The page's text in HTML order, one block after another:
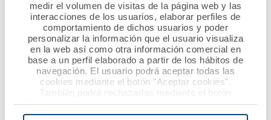
medir el volumen de visitas de la página web y las
interacciones de los usuarios, elaborar perfiles de
comportamiento de dichos usuarios y poder
personalizar la información que el usuario visualiza
en la web así como otra información comercial en
base a un perfil elaborado a partir de los hábitos de
navegación. El usuario podrá aceptar todas las
cookies mediante el botón "Aceptar cookies".
También podrá rechazarlas mediante el botón
"Rechazar", donde se rechazarán todas las cookies
menos las necesarias para permitir el acceso a los
28 mayo 2021
A.M.A. aumenta su
18 mayo 2021
Acuerdo de